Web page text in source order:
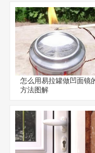
怎么用易拉罐做凹面镜
方法图解